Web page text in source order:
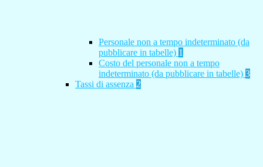
Personale non a tempo indeterminato (da
pubblicare in tabelle) 1
Costo del personale non a tempo
indeterminato (da pubblicare in tabelle) 3
Tassi di assenza 2